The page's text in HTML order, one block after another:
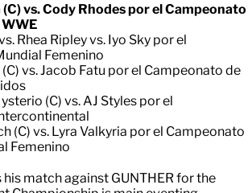
(C) vs. Cody Rhodes por el Campeonato
Rhea Ripley vs. Iyo Sky por el
Femenino
vs. Jacob Fatu por el Campeonato de
(C) vs. AJ Styles por el
(C) vs. Lyra Valkyria por el Campeonato
Femenino
match against GUNTHER for the